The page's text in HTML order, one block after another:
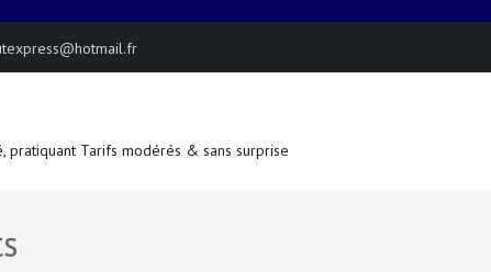
pratiquant Tarifs modérés & sans surprise